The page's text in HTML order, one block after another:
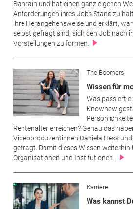
Bahrain und hat einen ganz eigenen
Anforderungen ihres Jobs Stand zu
ihre Herangehensweise und erklärt,
selbst gefragt sind, sich den Job nach
Vorstellungen zu formen.
The Boomers
Wissen für
Was passiert
Knowhow
Rentenalter erreichen? Genau das
Videoproduzentinnen Daniela Hess
gefragt. Damit dieses Wissen weiterhin
Organisationen und Institutionen…
Karriere
Was kannst